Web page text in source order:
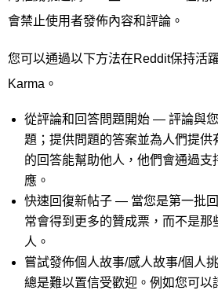
會禁止使用者發佈內容和評論。
您可以通過以下方法在Reddit保持活
Karma。
從評論和回答問題開始 — 評論與
題；提供問題的答案並為人們提供
的回答能幫助他人，他們會通過支
應。
快速回復新帖子 — 當您是第一批
常會得到更多的贊成票，而不是那
人。
嘗試發佈個人故事/感人故事/個人
總是難以置信受歡迎。例如您可以